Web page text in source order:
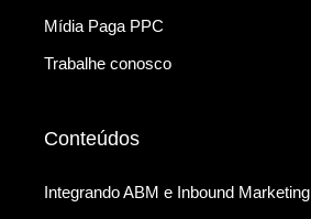
Mídia Paga PPC
Trabalhe conosco
Conteúdos
Integrando ABM e Inbound Marketing